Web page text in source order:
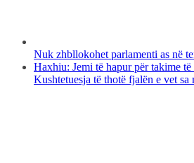
Nuk zhbllokohet parlamenti as në
Haxhiu: Jemi të hapur për takime të
Kushtetuesja të thotë fjalën e vet sa